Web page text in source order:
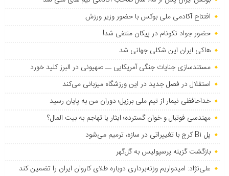
افتتاح آکادمی ملی بوکس با حضور وزیر ورزش
حضور جواد نکونام در پیکان منتفی شد!
هاکی ایران این شکلی جهانی شد
مستندسازی جنایات جنگی آمریکایی ــ صهیونی در البرز کلید خورد
استقلال در فصل جدید در این ورزشگاه میزبانی می‌کند
خداحافظی نیمار از تیم ملی برزیل؛ دوران من به پایان رسید
مهندسی فوتبال و خوان گسترده؛ ایثار یا تهاجم به بیت المال؟
پل B۱ کرج با تغییراتی در سازه، ترمیم می‌شود
بازگشت گزینه پرسپولیس به ‌گل‌گهر
علی‌نژاد: امیدواریم وزنه‌برداری دوباره طلای کاروان ایران را تضمین کند